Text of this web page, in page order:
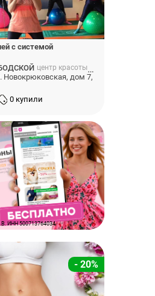
с системой
центр красоты и здоровья
Новокрюковская, дом 7,
0 купили
ИНН 500713764034
- 20%